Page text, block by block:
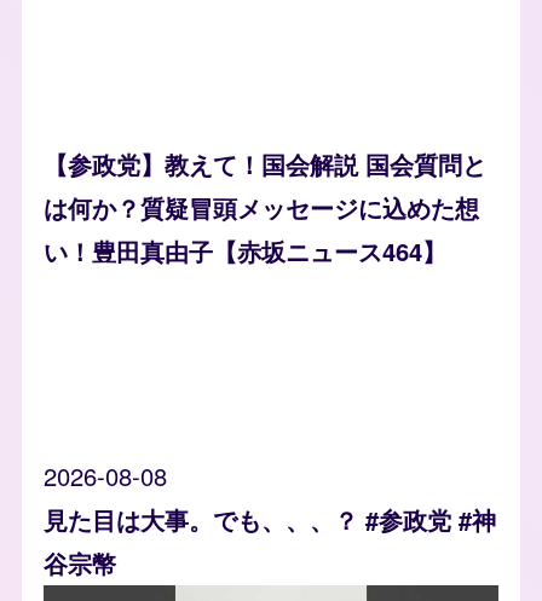
【参政党】教えて！国会解説 国会質問と
は何か？質疑冒頭メッセージに込めた想
い！豊田真由子【赤坂ニュース464】
2026-08-08
見た目は大事。でも、、、？ #参政党 #神
谷宗幣